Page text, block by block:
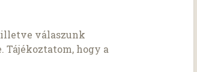
illetve válaszunk
hogy a